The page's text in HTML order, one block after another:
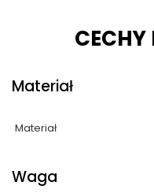
CECHY
Materiał
Materiał
Waga